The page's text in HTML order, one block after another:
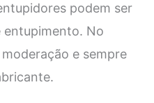
podem ser
entupimento. No
e sempre